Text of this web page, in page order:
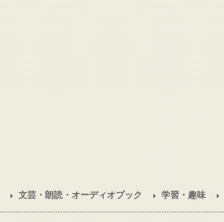
文芸・朗読・オーディオブック 学習・趣味